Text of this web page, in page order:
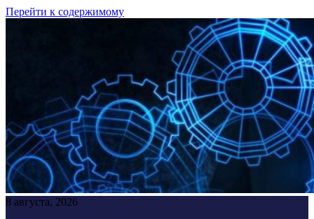
Перейти к содержимому
8 августа, 2026